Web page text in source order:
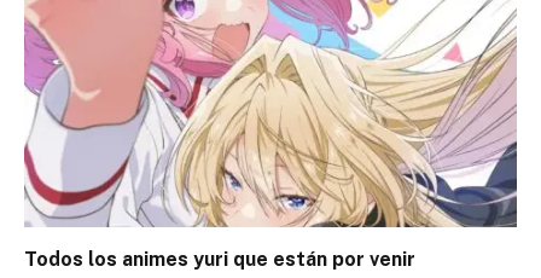
Todos los animes yuri que están por venir